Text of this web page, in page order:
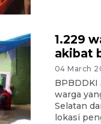
1.229
akibat
04 March
BPBDDKI
warga
Selatan
lokasi